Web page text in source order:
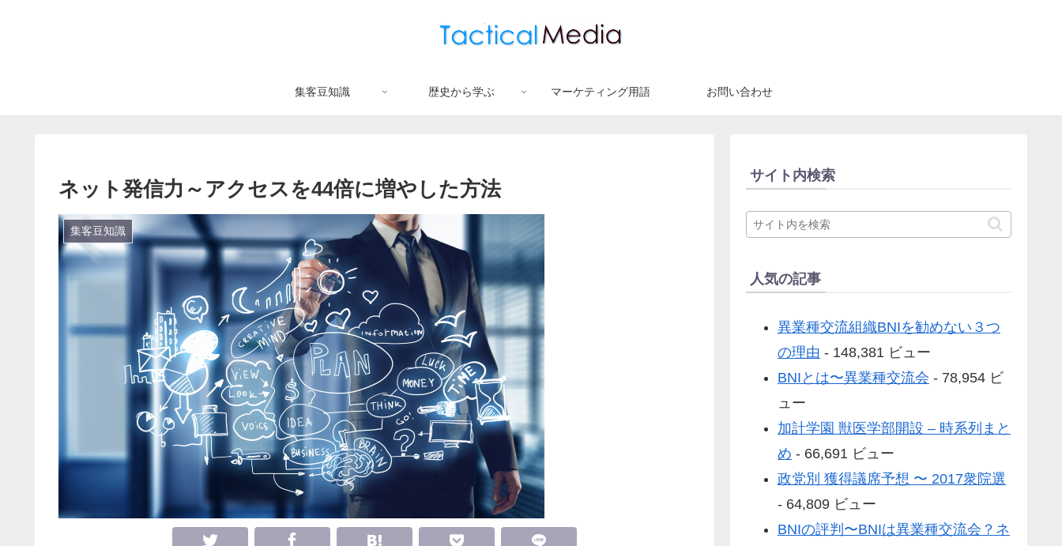
集客豆知識 歴史から学ぶ マーケティング用語 お問い合わせ
ネット発信力～アクセスを44倍に増やした方法
集客豆知識
サイト内検索
人気の記事
異業種交流組織BNIを勧めない３つ
の理由 - 148,381 ビュー
BNIとは〜異業種交流会 - 78,954 ビ
ュー
加計学園 獣医学部開設 – 時系列まと
め - 66,691 ビュー
政党別 獲得議席予想 〜 2017衆院選
- 64,809 ビュー
BNIの評判〜BNIは異業種交流会？ネ